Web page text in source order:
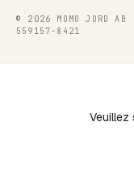
© 2026 MOMO JORD AB
559157-8421
Veuillez